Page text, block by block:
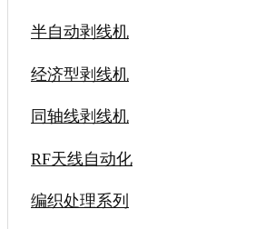
半自动剥线机
经济型剥线机
同轴线剥线机
RF天线自动化
编织处理系列